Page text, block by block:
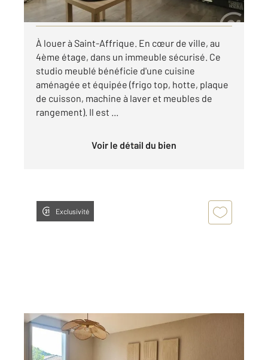
Visiter le site dédié
À louer à Saint-Affrique. En cœur de ville, au
4ème étage, dans un immeuble sécurisé. Ce
studio meublé bénéficie d'une cuisine
aménagée et équipée (frigo top, hotte, plaque
de cuisson, machine à laver et meubles de
rangement). Il est ...
Voir le détail du bien
Exclusivité
ST AFFRIQUE 12
, 1 pièce
Ref : 7730